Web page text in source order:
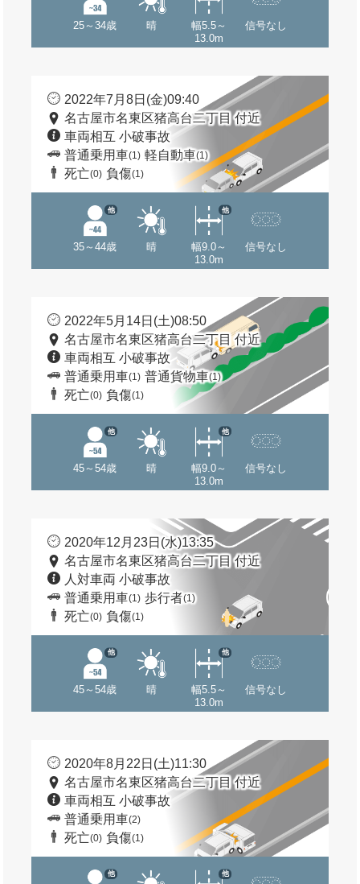
25～34歳 晴
幅5.5～
13.0m
信号なし
2022年7月8日(金)09:40
名古屋市名東区猪高台二丁目 付近
車両相互 小破事故
普通乗用車(1) 軽自動車(1)
死亡(0) 負傷(1)
35～44歳
他
晴
幅9.0～
13.0m
他
信号なし
2022年5月14日(土)08:50
名古屋市名東区猪高台二丁目 付近
車両相互 小破事故
普通乗用車(1) 普通貨物車(1)
死亡(0) 負傷(1)
45～54歳
他
晴
幅9.0～
13.0m
他
信号なし
2020年12月23日(水)13:35
名古屋市名東区猪高台二丁目 付近
人対車両 小破事故
普通乗用車(1) 歩行者(1)
死亡(0) 負傷(1)
45～54歳
他
晴
幅5.5～
13.0m
他
信号なし
2020年8月22日(土)11:30
名古屋市名東区猪高台二丁目 付近
車両相互 小破事故
普通乗用車(2)
死亡(0) 負傷(1)
他 他